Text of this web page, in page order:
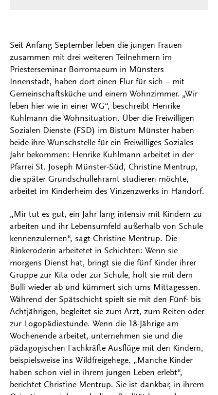
Seit Anfang September leben die jungen Frauen
zusammen mit drei weiteren Teilnehmern im
Priesterseminar Borromaeum in Münsters
Innenstadt, haben dort einen Flur für sich – mit
Gemeinschaftsküche und einem Wohnzimmer. „Wir
leben hier wie in einer WG“, beschreibt Henrike
Kuhlmann die Wohnsituation. Über die Freiwilligen
Sozialen Dienste (FSD) im Bistum Münster haben
beide ihre Wunschstelle für ein Freiwilliges Soziales
Jahr bekommen: Henrike Kuhlmann arbeitet in der
Pfarrei St. Joseph Münster-Süd, Christine Mentrup,
die später Grundschullehramt studieren möchte,
arbeitet im Kinderheim des Vinzenzwerks in Handorf.
„Mir tut es gut, ein Jahr lang intensiv mit Kindern zu
arbeiten und ihr Lebensumfeld außerhalb von Schule
kennenzulernen“, sagt Christine Mentrup. Die
Rinkeroderin arbeitetet in Schichten: Wenn sie
morgens Dienst hat, bringt sie die fünf Kinder ihrer
Gruppe zur Kita oder zur Schule, holt sie mit dem
Bulli wieder ab und kümmert sich ums Mittagessen.
Während der Spätschicht spielt sie mit den Fünf- bis
Achtjährigen, begleitet sie zum Arzt, zum Reiten oder
zur Logopädiestunde. Wenn die 18-Jährige am
Wochenende arbeitet, unternehmen sie und die
pädagogischen Fachkräfte Ausflüge mit den Kindern,
beispielsweise ins Wildfreigehege. „Manche Kinder
haben schon viel in ihrem jungen Leben erlebt“,
berichtet Christine Mentrup. Sie ist dankbar, in ihrem